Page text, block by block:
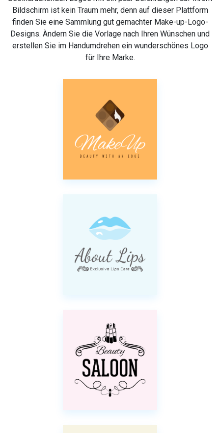
Bildschirm ist kein Traum mehr, denn auf dieser Plattform
finden Sie eine Sammlung gut gemachter Make-up-Logo-
Designs. Ändern Sie die Vorlage nach Ihren Wünschen und
erstellen Sie im Handumdrehen ein wunderschönes Logo
für Ihre Marke.